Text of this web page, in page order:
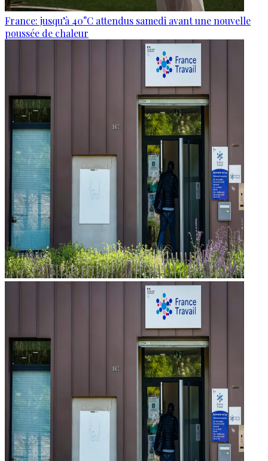
France: jusqu’à 40°C attendus samedi avant une nouvelle
poussée de chaleur